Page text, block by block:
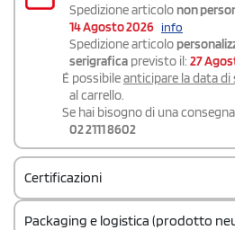
Spedizione articolo non
14 Agosto 2026 info
Spedizione articolo
serigrafica previsto il: 27
É possibileanticipare la data di
al carrello.
Se hai bisogno di una consegna
02 2111 8602
Certificazioni
Packaging e logistica (prodotto